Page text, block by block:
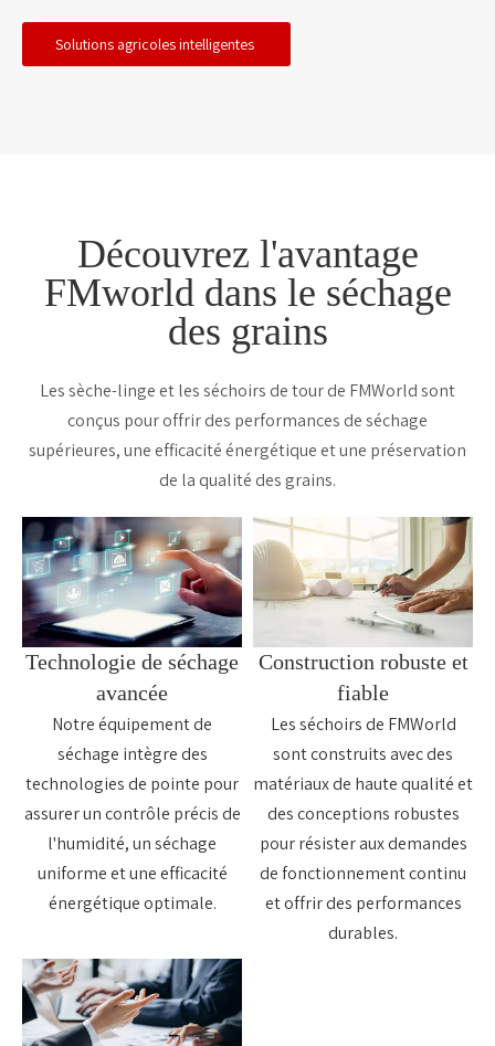
Solutions agricoles intelligentes
Découvrez l'avantage
FMworld dans le séchage
des grains
Les sèche-linge et les séchoirs de tour de FMWorld sont
conçus pour offrir des performances de séchage
supérieures, une efficacité énergétique et une préservation
de la qualité des grains.
Technologie de séchage
avancée
Notre équipement de
séchage intègre des
technologies de pointe pour
assurer un contrôle précis de
l'humidité, un séchage
uniforme et une efficacité
énergétique optimale.
Construction robuste et
fiable
Les séchoirs de FMWorld
sont construits avec des
matériaux de haute qualité et
des conceptions robustes
pour résister aux demandes
de fonctionnement continu
et offrir des performances
durables.